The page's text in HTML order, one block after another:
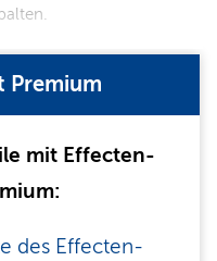
Premium
mit Effecten-
des Effecten-